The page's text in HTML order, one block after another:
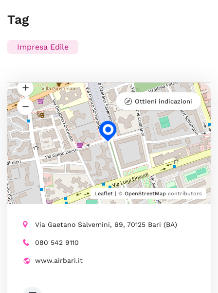
Tag
Impresa Edile
Leaflet | © OpenStreetMap contributors
Ottieni indicazioni
Via Gaetano Salvemini, 69, 70125 Bari (BA)
080 542 9110
www.airbari.it